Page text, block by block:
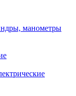
манометры